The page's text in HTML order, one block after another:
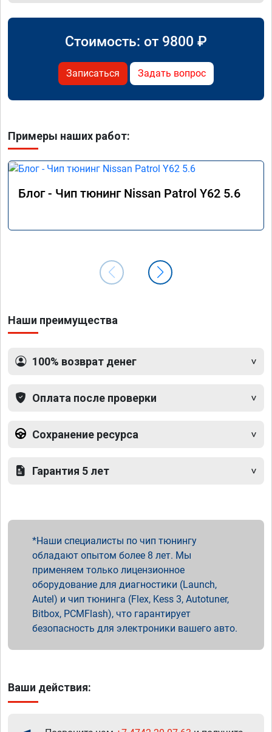
Стоимость: от 9800 ₽
Записаться Задать вопрос
Примеры наших работ:
Блог - Чип тюнинг Nissan Patrol Y62 5.6
Наши преимущества
100% возврат денег
Оплата после проверки
Сохранение ресурса
Гарантия 5 лет
Наши специалисты по чип тюнингу
обладают опытом более 8 лет. Мы
применяем только лицензионное
оборудование для диагностики (Launch,
Autel) и чип тюнинга (Flex, Kess 3, Autotuner,
Bitbox, PCMFlash), что гарантирует
безопасность для электроники вашего авто.
Ваши действия: